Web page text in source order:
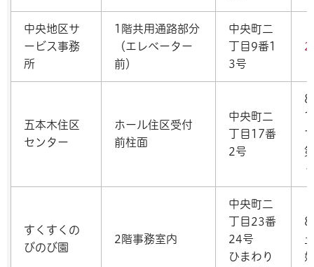
中央地区サ
ービス事務
所
1階共用通路部分
（エレベーター
前）
中央町二
丁目9番1
3号
五本木住区
センター
ホール住区受付
前柱面
中央町二
丁目17番
2号
8
1
すくすくの
びのび園
2階事務室内
中央町二
丁目23番
24号
ひまわり
8